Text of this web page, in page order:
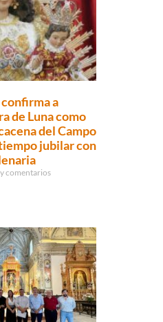
confirma a
de Luna como
del Campo
jubilar con
comentarios